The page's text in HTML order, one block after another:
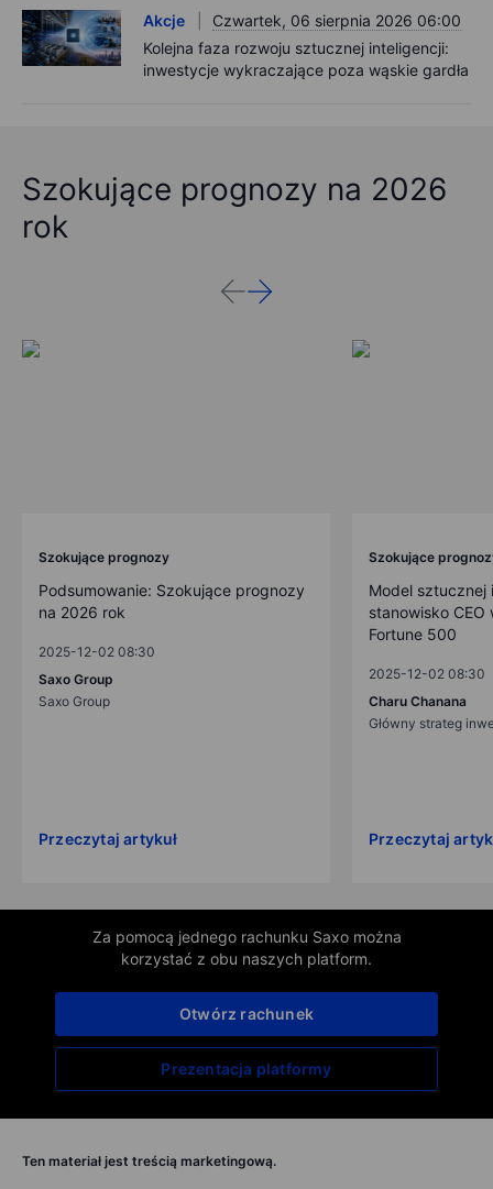
Akcje
Czwartek, 06 sierpnia 2026 06:00
Kolejna faza rozwoju sztucznej inteligencji:
inwestycje wykraczające poza wąskie gardła
Szokujące prognozy na 2026
rok
Szokujące prognozy
Podsumowanie: Szokujące prognozy
na 2026 rok
2025-12-02 08:30
Saxo Group
Saxo Group
Przeczytaj artykuł
Szokujące
Model sztucznej
stanowisko CEO
Fortune 500
2025-12-02 08:30
Charu Chanana
Główny strateg
Przeczytaj
Za pomocą jednego rachunku Saxo można
korzystać z obu naszych platform.
Prezentacja platformy
Otwórz rachunek
Ten materiał jest treścią marketingową.